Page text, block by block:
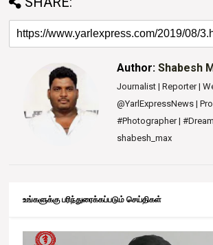
Author:Shabesh
Journalist | Reporter |
@YarlExpressNews |
#Photographer |
shabesh_max
உங்களுக்கு பரிந்துரைக்கப்படும் செய்திகள்